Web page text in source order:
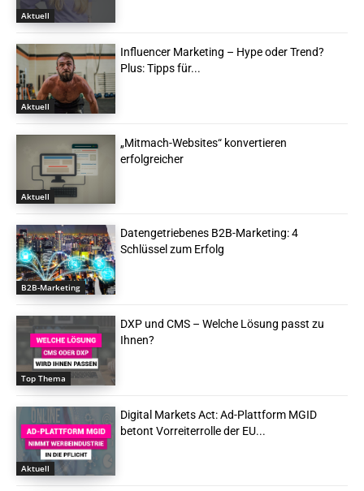
Aktuell
Aktuell
Influencer Marketing – Hype oder Trend?
Plus: Tipps für...
Aktuell
„Mitmach-Websites“ konvertieren
erfolgreicher
B2B-Marketing
Datengetriebenes B2B-Marketing: 4
Schlüssel zum Erfolg
Top Thema
DXP und CMS – Welche Lösung passt zu
Ihnen?
Aktuell
Digital Markets Act: Ad-Plattform MGID
betont Vorreiterrolle der EU...